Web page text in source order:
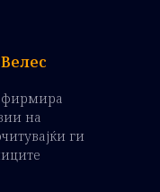
на
ги